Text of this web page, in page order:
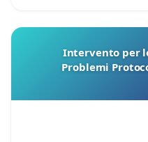
Intervento per
Problemi